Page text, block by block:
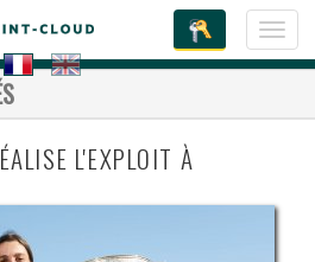
L'EXPLOIT À